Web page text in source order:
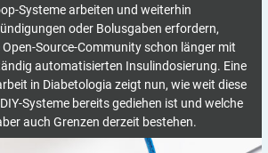
Systeme arbeiten und weiterhin
oder Bolusgaben erfordern,
Source-Community schon länger mit
automatisierten Insulindosierung. Eine
in Diabetologia zeigt nun, wie weit diese
Systeme bereits gediehen ist und welche
auch Grenzen derzeit bestehen.